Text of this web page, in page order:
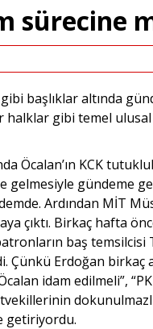
sürecine
gibi başlıklar altında
halklar gibi temel
Öcalan’ın KCK
gelmesiyle gündeme
Ardından MİT
çıktı. Birkaç hafta
baş temsilcisi
Çünkü Erdoğan
idam edilmeli”,
getiriyordu.